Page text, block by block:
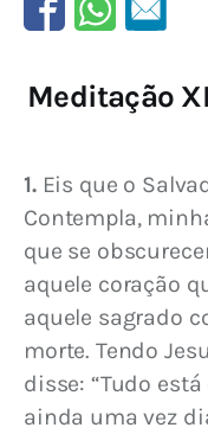
Meditação
1. Eis que o
Contempla,
que se
aquele coração
aquele sagrado
morte. Tendo
disse: “Tudo
ainda uma vez